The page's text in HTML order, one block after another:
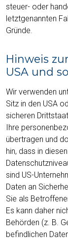
steuer- oder
letztgenannten
Gründe.
Hinweis
USA und
Wir verwenden
Sitz in den USA
sicheren
Ihre
übertragen und
hin, dass in
sind US-
Daten an
Sie als
Es kann daher
Behörden (z. B.
befindlichen